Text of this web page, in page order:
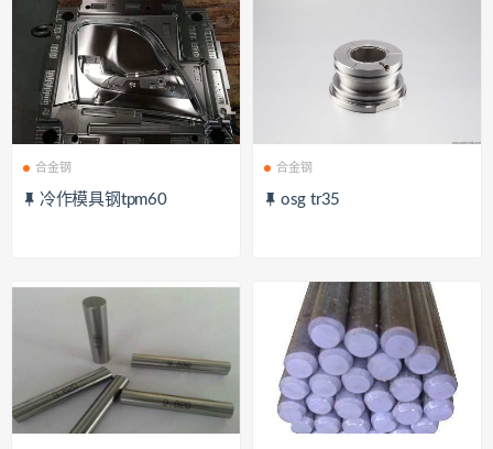
合金钢
冷作模具钢tpm60
合金钢
osg tr35